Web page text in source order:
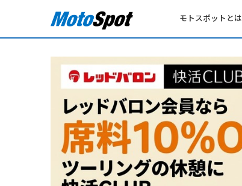
モトスポットとは